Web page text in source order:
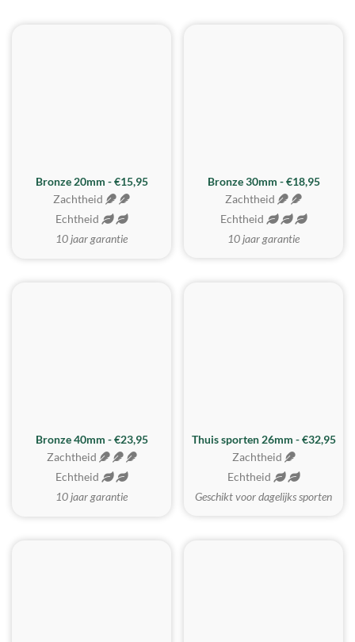
Bronze 20mm - €15,95
Zachtheid
Echtheid
10 jaar garantie
BESTE KOOP
Bronze 30mm - €18,95
Zachtheid
Echtheid
10 jaar garantie
Bronze 40mm - €23,95
Zachtheid
Echtheid
10 jaar garantie
Thuis sporten 26mm - €32,95
Zachtheid
Echtheid
Geschikt voor dagelijks sporten